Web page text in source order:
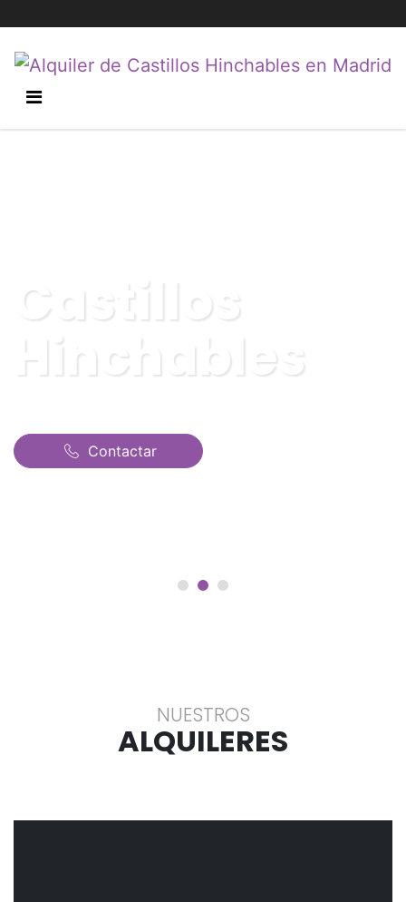
Castillos
Hinchables
Contactar
NUESTROS
ALQUILERES